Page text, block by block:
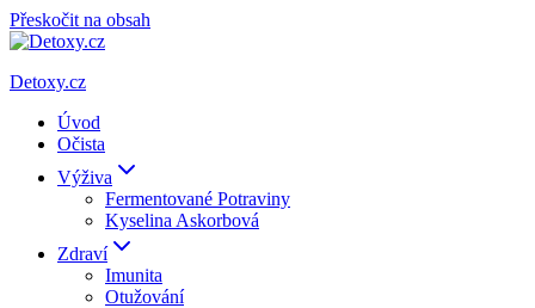
Přeskočit na obsah
Detoxy.cz
Úvod
Očista
Výživa
Fermentované Potraviny
Kyselina Askorbová
Zdraví
Imunita
Otužování